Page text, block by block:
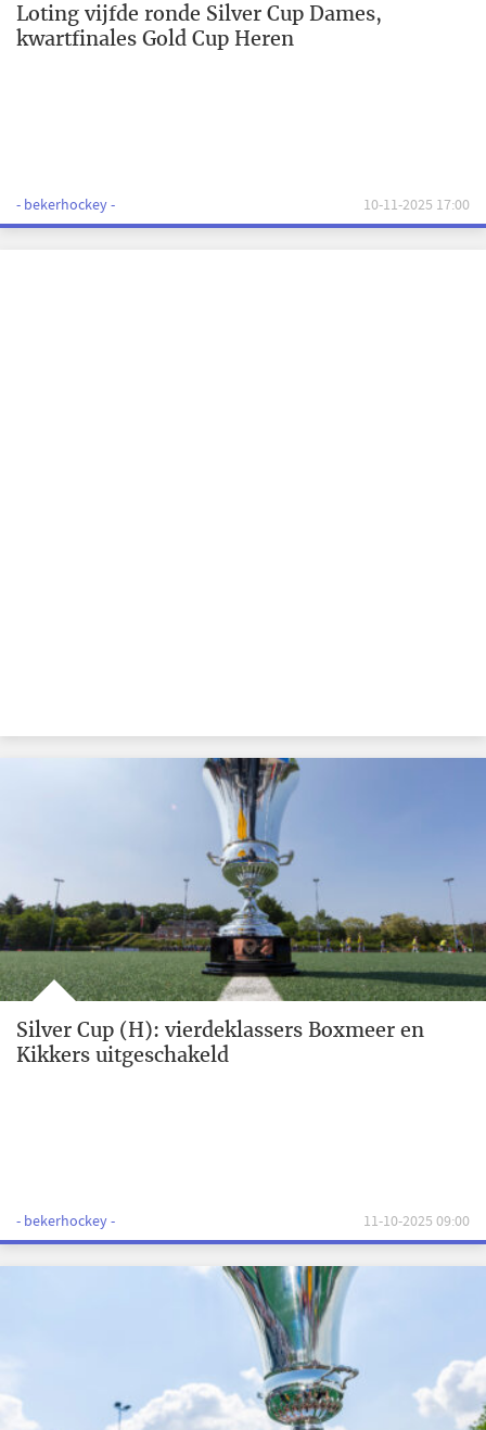
Loting vijfde ronde Silver Cup Dames,
kwartfinales Gold Cup Heren
- bekerhockey - 10-11-2025 17:00
Silver Cup (H): vierdeklassers Boxmeer en
Kikkers uitgeschakeld
- bekerhockey - 11-10-2025 09:00